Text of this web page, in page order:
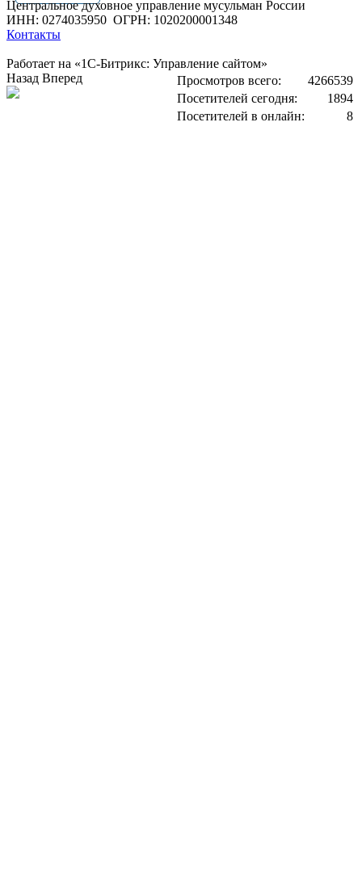
Центральное духовное управление мусульман России
ИНН: 0274035950 ОГРН: 1020200001348
Контакты
Работает на «1С-Битрикс: Управление сайтом»
Просмотров всего:
4266539
Посетителей сегодня:
1894
Посетителей в онлайн:
8
Назад Вперед